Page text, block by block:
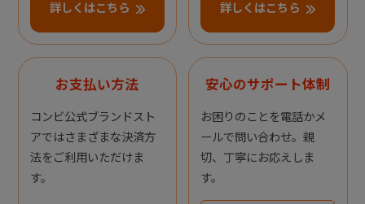
詳しくはこちら 詳しくはこちら
お支払い方法
コンビ公式ブランドスト
アではさまざまな決済方
法をご利用いただけま
す。
安心のサポート体制
お困りのことを電話かメ
ールで問い合わせ。親
切、丁寧にお応えしま
す。